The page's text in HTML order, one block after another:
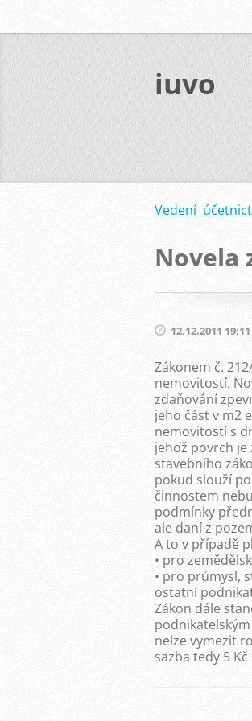
iuvo
Vedení
Novela
12.12.2011 19:11
Zákonem č.
nemovitostí.
zdaňování
jeho část v m2
nemovitostí s
jehož povrch
stavebního
pokud slouží
činnostem
podmínky
ale daní z
A to v případě
• pro
• pro průmysl,
ostatní
Zákon dále
nelze vymezit
sazba tedy 5 Kč